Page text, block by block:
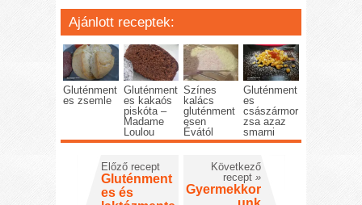
Ajánlott receptek:
Gluténment
es zsemle
Gluténment
es kakaós
piskóta –
Madame
Loulou
Színes
kalács
gluténment
esen
Évától
Gluténment
es
császármor
zsa azaz
smarni
Előző recept
Gluténment
es és
Következő
recept »
Gyermekkor